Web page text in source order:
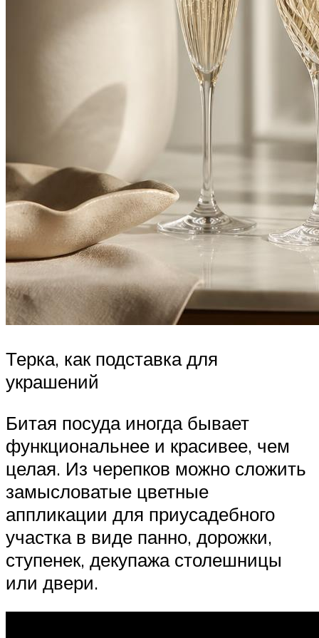
Терка, как подставка для
украшений
Битая посуда иногда бывает
функциональнее и красивее, чем
целая. Из черепков можно сложить
замысловатые цветные
аппликации для приусадебного
участка в виде панно, дорожки,
ступенек, декупажа столешницы
или двери.